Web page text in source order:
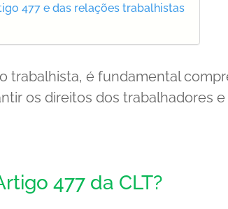
477 e das relações trabalhistas
trabalhista, é fundamental
os direitos dos trabalhadores
477 da CLT?